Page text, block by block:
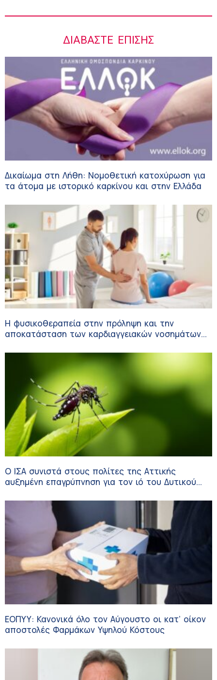
ΔΙΑΒΆΣΤΕ ΕΠΊΣΗΣ
Δικαίωμα στη Λήθη: Νομοθετική κατοχύρωση για
τα άτομα με ιστορικό καρκίνου και στην Ελλάδα
Η φυσικοθεραπεία στην πρόληψη και την
αποκατάσταση των καρδιαγγειακών νοσημάτων
Ο ΙΣΑ συνιστά στους πολίτες της Αττικής
αυξημένη επαγρύπνηση για τον ιό του Δυτικού
ΕΟΠΥΥ: Κανονικά όλο τον Αύγουστο οι κατ’ οίκον
αποστολές Φαρμάκων Υψηλού Κόστους